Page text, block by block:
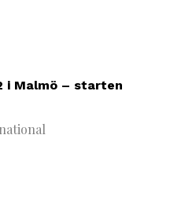
i Malmö – starten